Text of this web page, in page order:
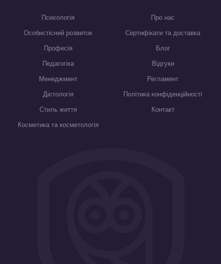
Психологія
Особистісний розвиток
Професія
Педагогіка
Менеджмент
Дієтологія
Стиль життя
Косметика та косметологія
Про нас
Сертифікати та доставка
Блог
Відгуки
Регламент
Політика конфіденційності
Контакт